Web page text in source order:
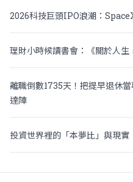
2026科技巨頭IPO浪潮：
理財小時候讀書會：《關於人生
離職倒數1735天！把提早退休
達陣
投資世界裡的「本夢比」與現實